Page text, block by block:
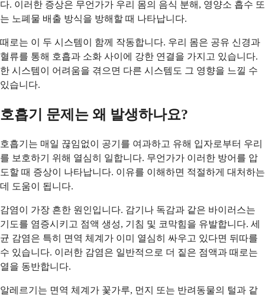
다. 이러한 증상은 무언가가 우리 몸의 음식 분해, 영양소 흡수 또
는 노폐물 배출 방식을 방해할 때 나타납니다.
때로는 이 두 시스템이 함께 작동합니다. 우리 몸은 공유 신경과
혈류를 통해 호흡과 소화 사이에 강한 연결을 가지고 있습니다.
한 시스템이 어려움을 겪으면 다른 시스템도 그 영향을 느낄 수
있습니다.
호흡기 문제는 왜 발생하나요?
호흡기는 매일 끊임없이 공기를 여과하고 유해 입자로부터 우리
를 보호하기 위해 열심히 일합니다. 무언가가 이러한 방어를 압
도할 때 증상이 나타납니다. 이유를 이해하면 적절하게 대처하는
데 도움이 됩니다.
감염이 가장 흔한 원인입니다. 감기나 독감과 같은 바이러스는
기도를 염증시키고 점액 생성, 기침 및 코막힘을 유발합니다. 세
균 감염은 특히 면역 체계가 이미 열심히 싸우고 있다면 뒤따를
수 있습니다. 이러한 감염은 일반적으로 더 짙은 점액과 때로는
열을 동반합니다.
알레르기는 면역 체계가 꽃가루, 먼지 또는 반려동물의 털과 같